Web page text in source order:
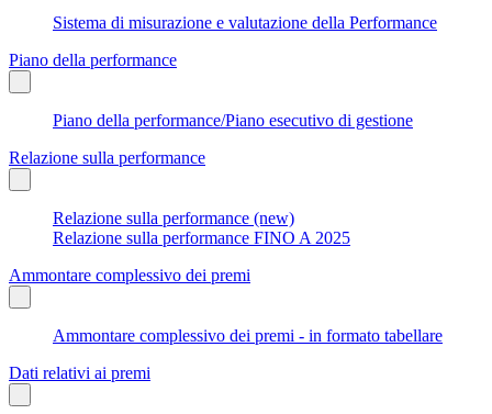
Sistema di misurazione e valutazione della Performance
Piano della performance
Piano della performance/Piano esecutivo di gestione
Relazione sulla performance
Relazione sulla performance (new)
Relazione sulla performance FINO A 2025
Ammontare complessivo dei premi
Ammontare complessivo dei premi - in formato tabellare
Dati relativi ai premi